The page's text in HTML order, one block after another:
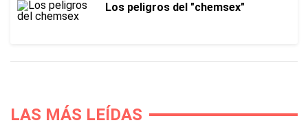
Los peligros del "chemsex"
LAS MÁS LEÍDAS